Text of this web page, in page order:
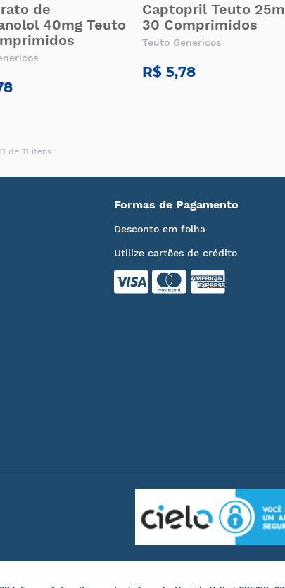
de
40mg Teuto
Captopril Teuto
30 Comprimidos
Teuto Genericos
R$ 5,78
de 11 itens
Formas de Pagamento
Desconto em folha
Utilize cartões de crédito